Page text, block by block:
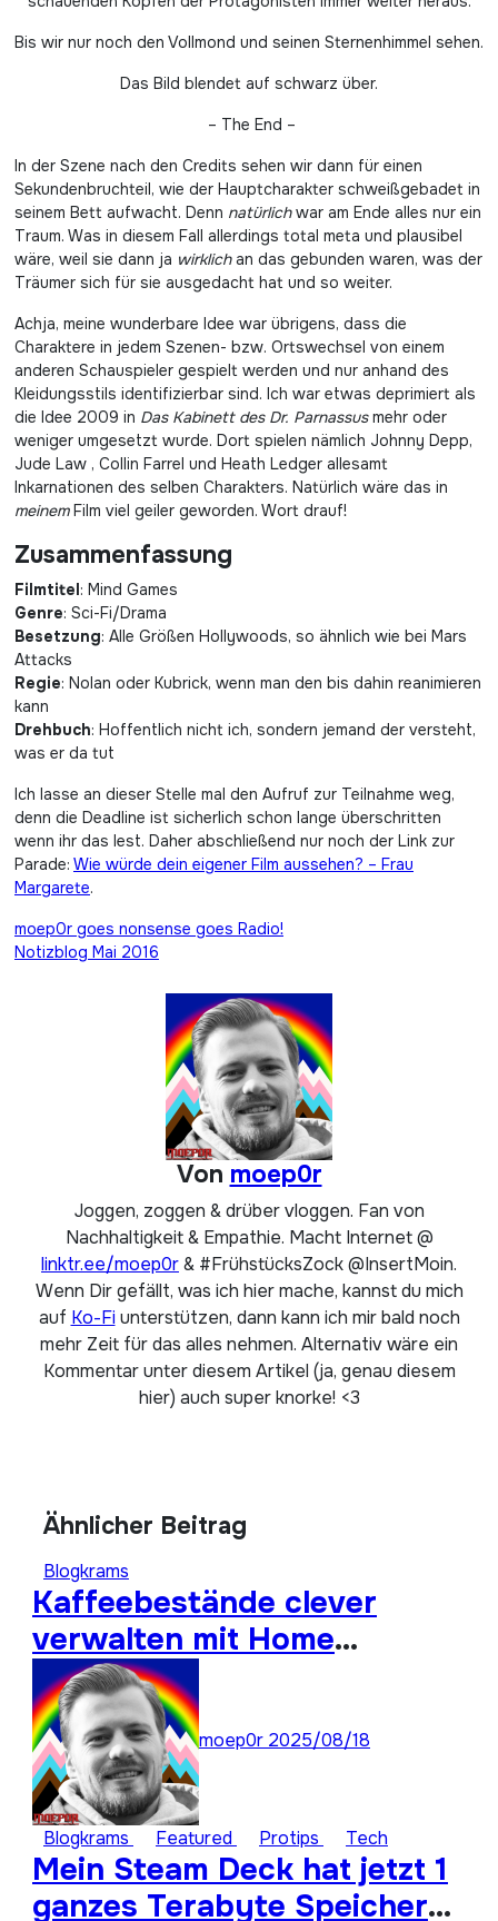
Bis wir nur noch den Vollmond und seinen Sternenhimmel sehen.
Das Bild blendet auf schwarz über.
– The End –
In der Szene nach den Credits sehen wir dann für einen
Sekundenbruchteil, wie der Hauptcharakter schweißgebadet in
seinem Bett aufwacht. Denn natürlichwar am Ende alles nur ein
Traum. Was in diesem Fall allerdings total meta und plausibel
wäre, weil sie dann ja wirklichan das gebunden waren, was der
Träumer sich für sie ausgedacht hat und so weiter.
Achja, meine wunderbare Idee war übrigens, dass die
Charaktere in jedem Szenen- bzw. Ortswechsel von einem
anderen Schauspieler gespielt werden und nur anhand des
Kleidungsstils identifizierbar sind. Ich war etwas deprimiert als
die Idee 2009 in Das Kabinett des Dr. Parnassusmehr oder
weniger umgesetzt wurde. Dort spielen nämlich Johnny Depp,
Jude Law , Collin Farrel und Heath Ledger allesamt
Inkarnationen des selben Charakters. Natürlich wäre das in
meinemFilm viel geiler geworden. Wort drauf!
Zusammenfassung
Filmtitel: Mind Games
Genre: Sci-Fi/Drama
Besetzung: Alle Größen Hollywoods, so ähnlich wie bei Mars
Attacks
Regie: Nolan oder Kubrick, wenn man den bis dahin reanimieren
kann
Drehbuch: Hoffentlich nicht ich, sondern jemand der versteht,
was er da tut
Ich lasse an dieser Stelle mal den Aufruf zur Teilnahme weg,
denn die Deadline ist sicherlich schon lange überschritten
wenn ihr das lest. Daher abschließend nur noch der Link zur
Parade: Wie würde dein eigener Film aussehen? – Frau
Margarete.
Beitragsnavigation
moep0r goes nonsense goes Radio!
Notizblog Mai 2016
Von moep0r
Joggen, zoggen & drüber vloggen. Fan von
Nachhaltigkeit & Empathie. Macht Internet @
linktr.ee/moep0r& #FrühstücksZock @InsertMoin.
Wenn Dir gefällt, was ich hier mache, kannst du mich
auf Ko-Fiunterstützen, dann kann ich mir bald noch
mehr Zeit für das alles nehmen. Alternativ wäre ein
Kommentar unter diesem Artikel (ja, genau diesem
hier) auch super knorke! <3
Ähnlicher Beitrag
Blogkrams
Kaffeebestände clever
verwalten mit Home
Assistant
moep0r 2025/08/18
Blogkrams Featured Protips Tech
Mein Steam Deck hat jetzt 1
ganzes Terabyte Speicher